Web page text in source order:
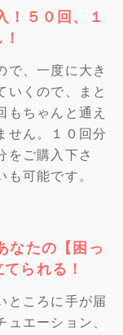
５０回、１
で、一度に大き
いくので、まと
もちゃんと通え
せん。１０回分
をご購入下さ
可能です。
たの【困っ
られる！
ところに手が届
エーション、